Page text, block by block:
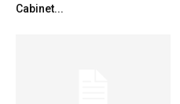
Cabinet...